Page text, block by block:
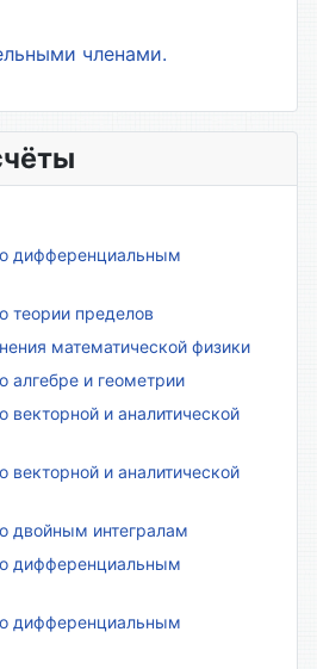
членами.
дифференциальным
теории пределов
математической физики
алгебре и геометрии
векторной и аналитической
векторной и аналитической
двойным интегралам
дифференциальным
дифференциальным